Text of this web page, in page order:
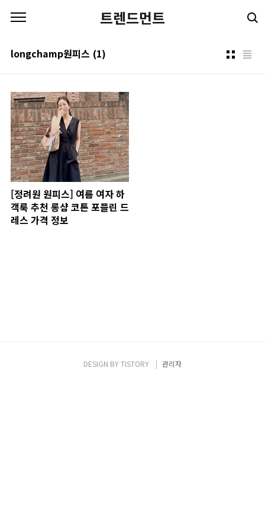
트렌드먼트
longchamp원피스 (1)
[정려원 원피스] 여름 여자 하
객룩 추천 롱샴 코튼 포플린 드
레스 가격 정보
DESIGN BYTISTORY 관리자